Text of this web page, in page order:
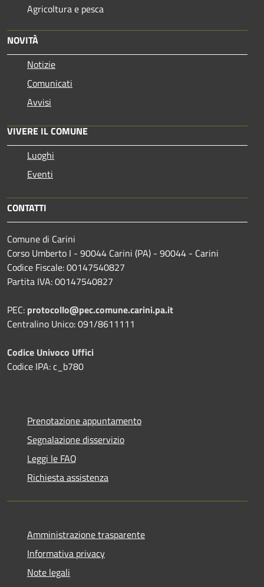
Agricoltura e pesca
NOVITÀ
Notizie
Comunicati
Avvisi
VIVERE IL COMUNE
Luoghi
Eventi
CONTATTI
Comune di Carini
Corso Umberto I - 90044 Carini (PA) - 90044 - Carini
Codice Fiscale: 00147540827
Partita IVA: 00147540827
PEC: protocollo@pec.comune.carini.pa.it
Centralino Unico: 091/8611111
Codice Univoco Uffici
Codice IPA: c_b780
Prenotazione appuntamento
Segnalazione disservizio
Leggi le FAQ
Richiesta assistenza
Amministrazione trasparente
Informativa privacy
Note legali